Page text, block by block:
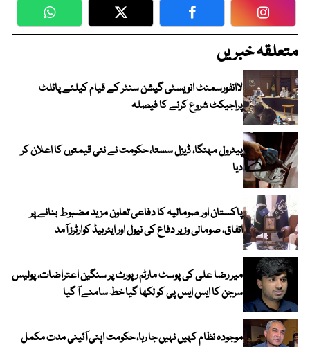
WhatsApp Twitter Facebook
متعلقہ خبریں
لاانفورسمنٹ انویسٹی گیشن سنٹر کے قیام کیلئے پائلٹ
پراجیکٹ شروع کرنے کا فیصلہ
پیٹرول مہنگا، ڈیزل سستا، حکومت نے نئی قیمتوں کا اعلان کر
دیا
پاکستان اور صومالیہ کا دفاعی تعاون مزید مضبوط بنانے پر
اتفاق، صومالی وزیر دفاع کی نیول اور ایئرہیڈ کوارٹرز آمد
میر رضا علی کی پوسٹ مارٹم رپورٹ پر سنگین اعتراضات، پولیس
سرجن کا ایس ایس پی کو لکھا گیا خط سامنے آ گیا
موجودہ نظام کہیں نہیں جا رہا، حکومت اپنی آئینی مدت مکمل